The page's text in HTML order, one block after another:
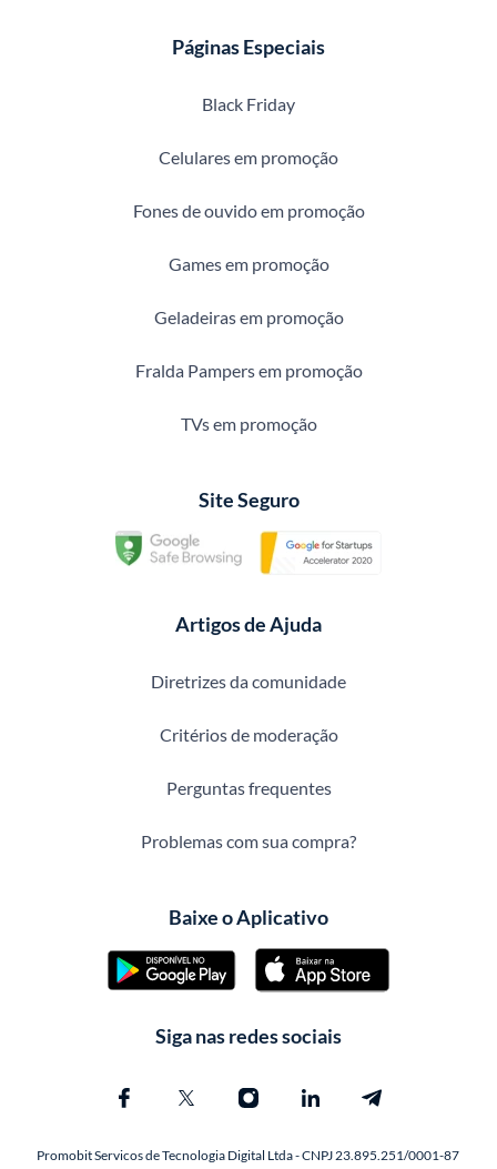
Páginas Especiais
Black Friday
Celulares em promoção
Fones de ouvido em promoção
Games em promoção
Geladeiras em promoção
Fralda Pampers em promoção
TVs em promoção
Site Seguro
Artigos de Ajuda
Diretrizes da comunidade
Critérios de moderação
Perguntas frequentes
Problemas com sua compra?
Baixe o Aplicativo
Siga nas redes sociais
Promobit Servicos de Tecnologia Digital Ltda - CNPJ 23.895.251/0001-87